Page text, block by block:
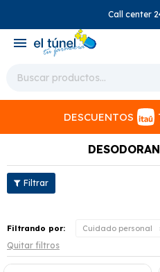
Call center
menu
DESCUENTOS
Filtrando por: Cuidado personal
Quitar filtros
close